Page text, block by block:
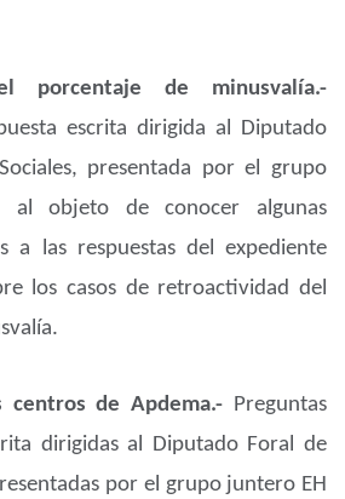
porcentaje de minusvalía.-
escrita dirigida al Diputado
presentada por el grupo
al objeto de conocer algunas
a las respuestas del expediente
los casos de retroactividad del
centros de Apdema.- Preguntas
dirigidas al Diputado Foral de
por el grupo juntero EH